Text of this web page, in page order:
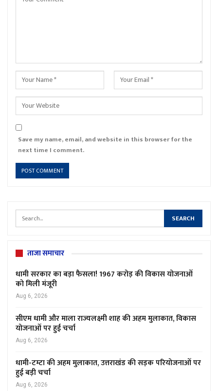
Save my name, email, and website in this browser for the
next time I comment.
ताजा समाचार
धामी सरकार का बड़ा फैसला! 1967 करोड़ की विकास योजनाओं
को मिली मंजूरी
Aug 6, 2026
सीएम धामी और माला राज्यलक्ष्मी शाह की अहम मुलाकात, विकास
योजनाओं पर हुई चर्चा
Aug 6, 2026
धामी-टम्टा की अहम मुलाकात, उत्तराखंड की सड़क परियोजनाओं पर
हुई बड़ी चर्चा
Aug 6, 2026